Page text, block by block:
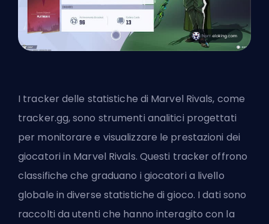
I tracker delle statistiche di Marvel Rivals, come
tracker.gg, sono strumenti analitici progettati
per monitorare e visualizzare le prestazioni dei
giocatori in Marvel Rivals. Questi tracker offrono
classifiche che graduano i giocatori a livello
globale in diverse statistiche di gioco. I dati sono
raccolti da utenti che hanno interagito con la